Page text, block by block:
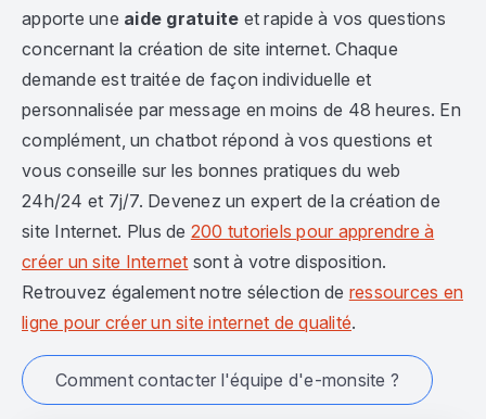
apporte une aide gratuite et rapide à vos questions
concernant la création de site internet. Chaque
demande est traitée de façon individuelle et
personnalisée par message en moins de 48 heures. En
complément, un chatbot répond à vos questions et
vous conseille sur les bonnes pratiques du web
24h/24 et 7j/7. Devenez un expert de la création de
site Internet. Plus de 200 tutoriels pour apprendre à
créer un site Internet sont à votre disposition.
Retrouvez également notre sélection de ressources en
ligne pour créer un site internet de qualité.
Comment contacter l'équipe d'e-monsite ?